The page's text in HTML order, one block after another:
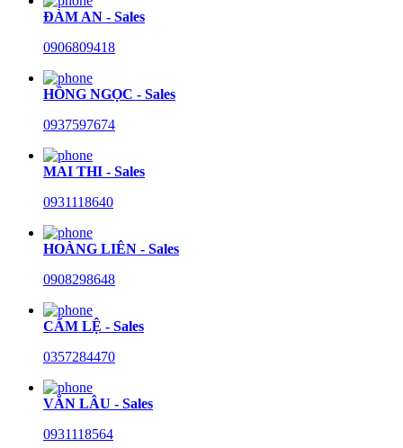
ĐÀM AN - Sales
0906809418
HỒNG NGỌC - Sales
0937597674
MAI THI - Sales
0931118640
HOÀNG LIÊN - Sales
0908298648
CẨM LỆ - Sales
0357284470
VĂN LÂU - Sales
0931118564